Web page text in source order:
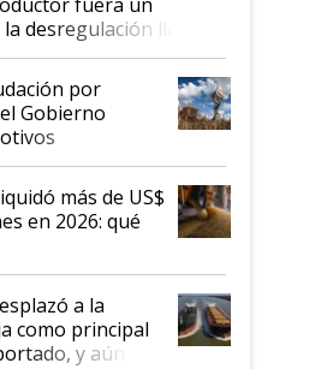
desregulación llegó
y hasta se
al IPCVA
por
Gobierno
más de US$
en 2026: qué
a la
como principal
y aún así